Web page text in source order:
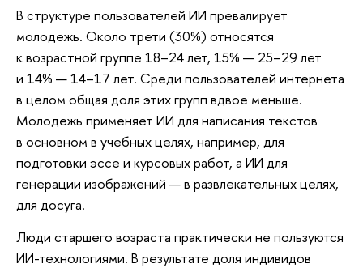
В структуре пользователей ИИ превалирует
молодежь. Около трети (30%) относятся
к возрастной группе 18–24 лет, 15% — 25–29 лет
и 14% — 14–17 лет. Среди пользователей интернета
в целом общая доля этих групп вдвое меньше.
Молодежь применяет ИИ для написания текстов
в основном в учебных целях, например, для
подготовки эссе и курсовых работ, а ИИ для
генерации изображений — в развлекательных целях,
для досуга.
Люди старшего возраста практически не пользуются
ИИ-технологиями. В результате доля индивидов